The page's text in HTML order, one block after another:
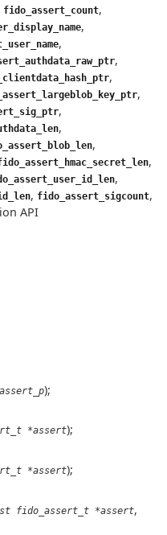
fido_assert_count,
,
,
,
,
,
,
,
,
,
,
, fido_assert_sigcount,
API
);
*assert);
*assert);
fido_assert_t *assert,